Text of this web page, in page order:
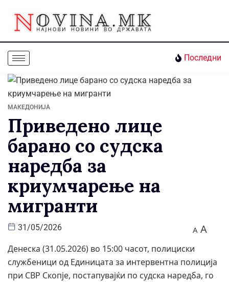
Последни
МАКЕДОНИЈА
Приведено лице
баранo со судска
наредба за
криумчарење на
мигранти
31/05/2026 A A
Денеска (31.05.2026) во 15:00 часот, полициски
службеници од Единицата за интервентна полиција
при СВР Скопје, постапувајќи по судска наредба, го